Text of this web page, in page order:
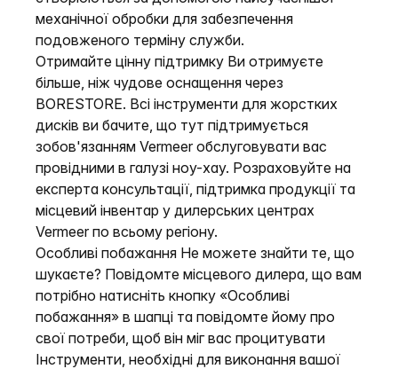
механічної обробки для забезпечення
подовженого терміну служби.
Отримайте цінну підтримку Ви отримуєте
більше, ніж чудове оснащення через
BORESTORE. Всі інструменти для жорстких
дисків ви бачите, що тут підтримується
зобов'язанням Vermeer обслуговувати вас
провідними в галузі ноу-хау. Розраховуйте на
експерта консультації, підтримка продукції та
місцевий інвентар у дилерських центрах
Vermeer по всьому регіону.
Особливі побажання Не можете знайти те, що
шукаєте? Повідомте місцевого дилера, що вам
потрібно натисніть кнопку «Особливі
побажання» в шапці та повідомте йому про
свої потреби, щоб він міг вас процитувати
Інструменти, необхідні для виконання вашої